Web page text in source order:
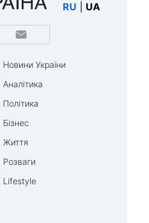
RU UA
Новини України
Аналітика
Політика
Бізнес
Життя
Розваги
Lifestyle